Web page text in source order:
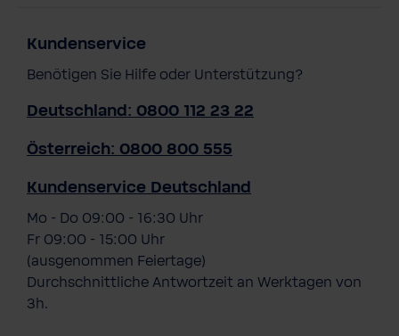
Kundenservice
Benötigen Sie Hilfe oder Unterstützung?
Deutschland: 0800 112 23 22
Österreich: 0800 800 555
Kundenservice Deutschland
Mo - Do 09:00 - 16:30 Uhr
Fr 09:00 - 15:00 Uhr
(ausgenommen Feiertage)
Durchschnittliche Antwortzeit an Werktagen von
3h.